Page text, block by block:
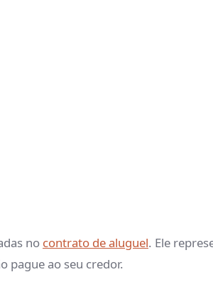
no contrato de aluguel. Ele
pague ao seu credor.